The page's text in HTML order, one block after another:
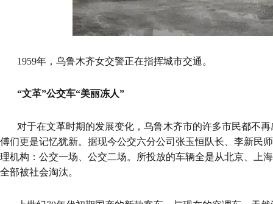
1959年，乌鲁木齐女交警正在指挥城市交通。
“文革”公交车“美丽冻人”
对于在文革时期的发展变化，乌鲁木齐市的许多市民都不
傅们更是记忆犹新。据现今公交六分公司张玉恒队长、李新民
理机构：公交一场、公交二场。所投放的车辆全是从北京、上
全部被社会淘汰。